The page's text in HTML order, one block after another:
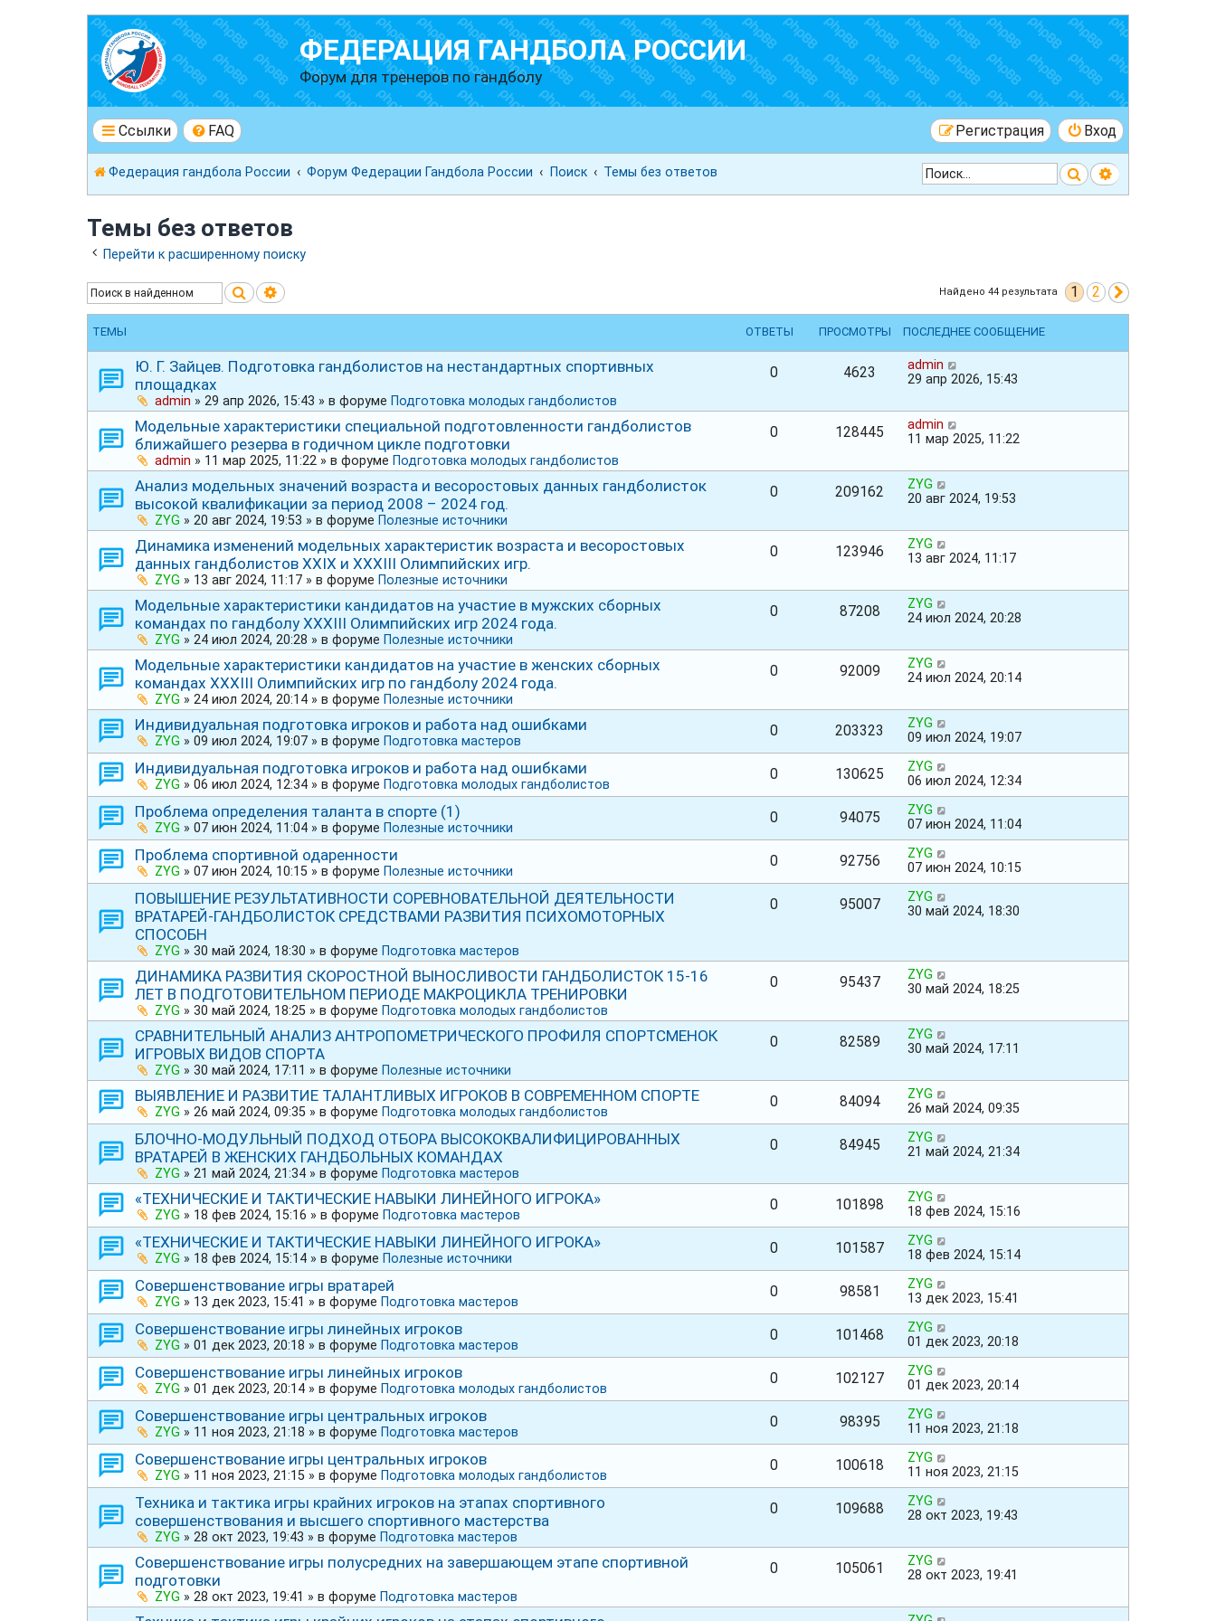
ФЕДЕРАЦИЯ ГАНДБОЛА РОССИИ
Форум для тренеров по гандболу
Ссылки FAQ Вход
Регистрация
Федерация гандбола России Форум Федерации Гандбола России Поиск Темы без ответов ПоискРасширенный
Темы без ответов
Перейти к расширенному поиску
ПоискРасширенный поиск Найдено 44 результата 1 2
ТЕМЫ ОТВЕТЫ ПРОСМОТРЫ ПОСЛЕДНЕЕ СООБЩЕНИЕ
Ю. Г. Зайцев. Подготовка гандболистов на нестандартных спортивных
площадках
admin » 29 апр 2026, 15:43 » в форуме Подготовка молодых гандболистов
0 4623
admin
29 апр 2026, 15:43
Модельные характеристики специальной подготовленности гандболистов
ближайшего резерва в годичном цикле подготовки
admin » 11 мар 2025, 11:22 » в форуме Подготовка молодых гандболистов
0 128445
admin
11 мар 2025, 11:22
Анализ модельных значений возраста и весоростовых данных гандболисток
высокой квалификации за период 2008 – 2024 год.
ZYG » 20 авг 2024, 19:53 » в форуме Полезные источники
0 209162
ZYG
20 авг 2024, 19:53
Динамика изменений модельных характеристик возраста и весоростовых
данных гандболистов ХХⅠХ и ⅩⅩⅩⅠⅠⅠ Олимпийских игр.
ZYG » 13 авг 2024, 11:17 » в форуме Полезные источники
0 123946
ZYG
13 авг 2024, 11:17
Модельные характеристики кандидатов на участие в мужских сборных
командах по гандболу ⅩⅩⅩⅠIⅠ Олимпийских игр 2024 года.
ZYG » 24 июл 2024, 20:28 » в форуме Полезные источники
0 87208
ZYG
24 июл 2024, 20:28
Модельные характеристики кандидатов на участие в женских сборных
командах ⅩⅩⅩⅠIⅠ Олимпийских игр по гандболу 2024 года.
ZYG » 24 июл 2024, 20:14 » в форуме Полезные источники
0 92009
ZYG
24 июл 2024, 20:14
Индивидуальная подготовка игроков и работа над ошибками
ZYG » 09 июл 2024, 19:07 » в форуме Подготовка мастеров
0 203323
ZYG
09 июл 2024, 19:07
Индивидуальная подготовка игроков и работа над ошибками
ZYG » 06 июл 2024, 12:34 » в форуме Подготовка молодых гандболистов
0 130625
ZYG
06 июл 2024, 12:34
Проблема определения таланта в спорте (1)
ZYG » 07 июн 2024, 11:04 » в форуме Полезные источники
0 94075
ZYG
07 июн 2024, 11:04
Проблема спортивной одаренности
ZYG » 07 июн 2024, 10:15 » в форуме Полезные источники
0 92756
ZYG
07 июн 2024, 10:15
ПОВЫШЕНИЕ РЕЗУЛЬТАТИВНОСТИ СОРЕВНОВАТЕЛЬНОЙ ДЕЯТЕЛЬНОСТИ
ВРАТАРЕЙ-ГАНДБОЛИСТОК СРЕДСТВАМИ РАЗВИТИЯ ПСИХОМОТОРНЫХ
СПОСОБН
ZYG » 30 май 2024, 18:30 » в форуме Подготовка мастеров
0 95007
ZYG
30 май 2024, 18:30
ДИНАМИКА РАЗВИТИЯ СКОРОСТНОЙ ВЫНОСЛИВОСТИ ГАНДБОЛИСТОК 15-16
ЛЕТ В ПОДГОТОВИТЕЛЬНОМ ПЕРИОДЕ МАКРОЦИКЛА ТРЕНИРОВКИ
ZYG » 30 май 2024, 18:25 » в форуме Подготовка молодых гандболистов
0 95437
ZYG
30 май 2024, 18:25
СРАВНИТЕЛЬНЫЙ АНАЛИЗ АНТРОПОМЕТРИЧЕСКОГО ПРОФИЛЯ СПОРТСМЕНОК
ИГРОВЫХ ВИДОВ СПОРТА
ZYG » 30 май 2024, 17:11 » в форуме Полезные источники
0 82589
ZYG
30 май 2024, 17:11
ВЫЯВЛЕНИЕ И РАЗВИТИЕ ТАЛАНТЛИВЫХ ИГРОКОВ В СОВРЕМЕННОМ СПОРТЕ
ZYG » 26 май 2024, 09:35 » в форуме Подготовка молодых гандболистов
0 84094
ZYG
26 май 2024, 09:35
БЛОЧНО-МОДУЛЬНЫЙ ПОДХОД ОТБОРА ВЫСОКОКВАЛИФИЦИРОВАННЫХ
ВРАТАРЕЙ В ЖЕНСКИХ ГАНДБОЛЬНЫХ КОМАНДАХ
ZYG » 21 май 2024, 21:34 » в форуме Подготовка мастеров
0 84945
ZYG
21 май 2024, 21:34
«ТЕХНИЧЕСКИЕ И ТАКТИЧЕСКИЕ НАВЫКИ ЛИНЕЙНОГО ИГРОКА»
ZYG » 18 фев 2024, 15:16 » в форуме Подготовка мастеров
0 101898
ZYG
18 фев 2024, 15:16
«ТЕХНИЧЕСКИЕ И ТАКТИЧЕСКИЕ НАВЫКИ ЛИНЕЙНОГО ИГРОКА»
ZYG » 18 фев 2024, 15:14 » в форуме Полезные источники
0 101587
ZYG
18 фев 2024, 15:14
Совершенствование игры вратарей
ZYG » 13 дек 2023, 15:41 » в форуме Подготовка мастеров
0 98581
ZYG
13 дек 2023, 15:41
Совершенствование игры линейных игроков
ZYG » 01 дек 2023, 20:18 » в форуме Подготовка мастеров
0 101468
ZYG
01 дек 2023, 20:18
Совершенствование игры линейных игроков
ZYG » 01 дек 2023, 20:14 » в форуме Подготовка молодых гандболистов
0 102127
ZYG
01 дек 2023, 20:14
Совершенствование игры центральных игроков
ZYG » 11 ноя 2023, 21:18 » в форуме Подготовка мастеров
0 98395
ZYG
11 ноя 2023, 21:18
Совершенствование игры центральных игроков
ZYG » 11 ноя 2023, 21:15 » в форуме Подготовка молодых гандболистов
0 100618
ZYG
11 ноя 2023, 21:15
Техника и тактика игры крайних игроков на этапах спортивного
совершенствования и высшего спортивного мастерства
ZYG » 28 окт 2023, 19:43 » в форуме Подготовка мастеров
0 109688
ZYG
28 окт 2023, 19:43
Совершенствование игры полусредних на завершающем этапе спортивной
подготовки
ZYG » 28 окт 2023, 19:41 » в форуме Подготовка мастеров
0 105061
ZYG
28 окт 2023, 19:41